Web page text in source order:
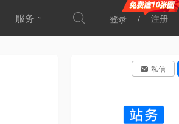
服务
效果表现
登录 注册
私信